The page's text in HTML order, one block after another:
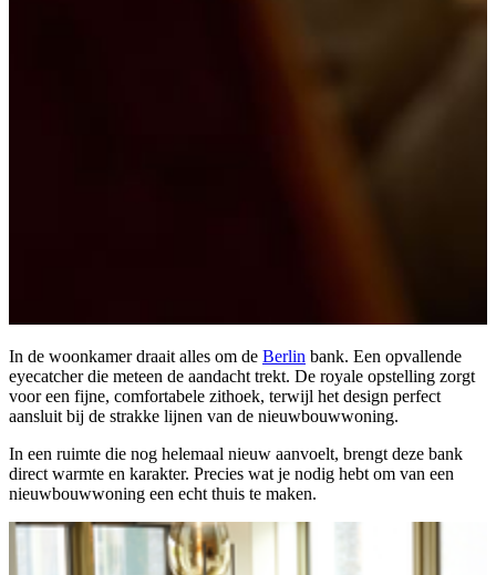
In de woonkamer draait alles om de Berlin bank. Een opvallende
eyecatcher die meteen de aandacht trekt. De royale opstelling zorgt
voor een fijne, comfortabele zithoek, terwijl het design perfect
aansluit bij de strakke lijnen van de nieuwbouwwoning.
In een ruimte die nog helemaal nieuw aanvoelt, brengt deze bank
direct warmte en karakter. Precies wat je nodig hebt om van een
nieuwbouwwoning een echt thuis te maken.